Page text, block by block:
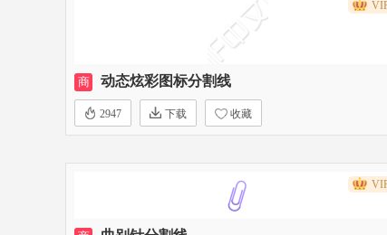
商 动态炫彩图标分割线
2947 下载 收藏